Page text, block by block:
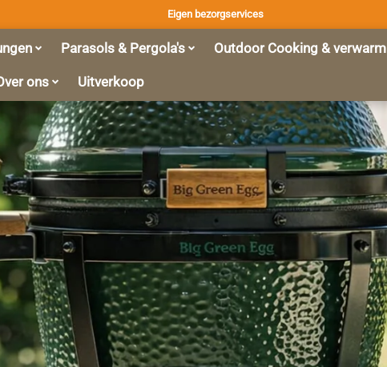
Eigen bezorgservices
Parasols & Pergola's Outdoor Cooking &
ons Uitverkoop